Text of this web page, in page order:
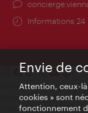
Ort:
Öffnungszeiten:
Informations 24
Contact
Mentions obligatoires
Charte sur le respect de la
Envie de
Attention, ceux-là
cookies » sont
fonctionnement